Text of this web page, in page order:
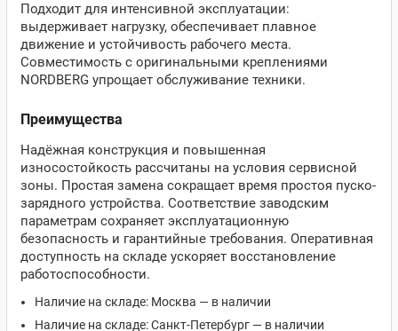
Подходит для интенсивной эксплуатации:
выдерживает нагрузку, обеспечивает плавное
движение и устойчивость рабочего места.
Совместимость с оригинальными креплениями
NORDBERG упрощает обслуживание техники.
Преимущества
Надёжная конструкция и повышенная
износостойкость рассчитаны на условия сервисной
зоны. Простая замена сокращает время простоя пуско-
зарядного устройства. Соответствие заводским
параметрам сохраняет эксплуатационную
безопасность и гарантийные требования. Оперативная
доступность на складе ускоряет восстановление
работоспособности.
Наличие на складе: Москва — в наличии
Наличие на складе: Санкт-Петербург — в наличии